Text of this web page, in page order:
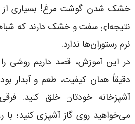
خشک شدن گوشت مرغ! بسیاری از
نتیجه‌ای سفت و خشک دارند که
نرم رستوران‌ها ندارد.
در این آموزش، قصد داریم روشی
دقیقاً همان کیفیت، طعم و آبدار
آشپزخانه خودتان خلق کنید.
می‌خواهید روی گاز آشپزی کنید؛